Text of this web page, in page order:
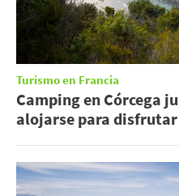
Turismo en Francia
Camping en Córcega
alojarse para disfrutar